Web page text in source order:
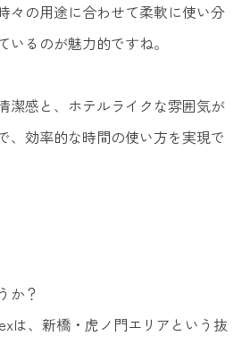
々の用途に合わせて柔軟に使い分
いるのが魅力的ですね。
潔感と、ホテルライクな雰囲気が
、効率的な時間の使い方を実現で
か？
は、新橋・虎ノ門エリアという抜